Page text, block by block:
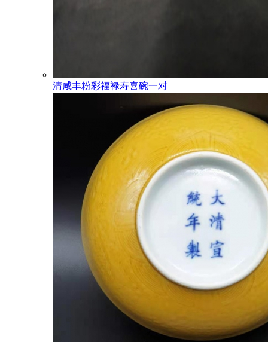
清咸丰粉彩福禄寿喜碗一对